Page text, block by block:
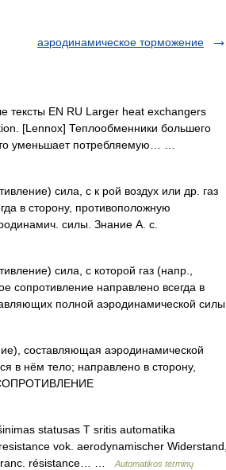
аэродинамическое торможение
тексты EN RU Larger heat exchangers
[Lennox] Теплообменники большего
уменьшает потребляемую… …
сила, с к рой воздух или др. газ
в сторону, противоположную
силы. Знание А. с.
сила, с которой газ (напр.,
сопротивление направлено всегда в
полной аэродинамической силы
составляющая аэродинамической
в нём тело; направлено в сторону,
СОПРОТИВЛЕНИЕ
statusas T sritis automatika
vok. aerodynamischer Widerstand,
pranc. résistance… …
Automatikos terminų